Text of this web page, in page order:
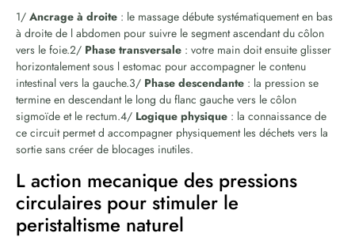
1/ Ancrage à droite : le massage débute systématiquement en bas
à droite de l abdomen pour suivre le segment ascendant du côlon
vers le foie.2/ Phase transversale : votre main doit ensuite glisser
horizontalement sous l estomac pour accompagner le contenu
intestinal vers la gauche.3/ Phase descendante : la pression se
termine en descendant le long du flanc gauche vers le côlon
sigmoïde et le rectum.4/ Logique physique : la connaissance de
ce circuit permet d accompagner physiquement les déchets vers la
sortie sans créer de blocages inutiles.
L action mecanique des pressions
circulaires pour stimuler le
peristaltisme naturel